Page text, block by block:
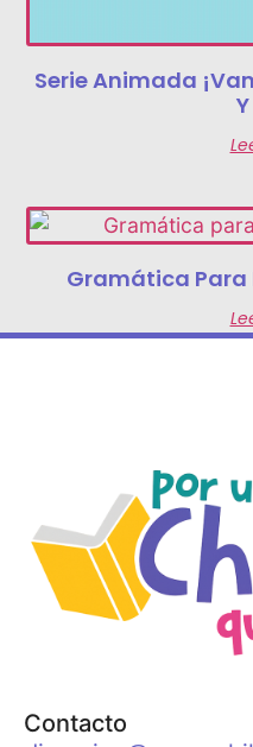
Serie Animada
Gramática Para
Contacto